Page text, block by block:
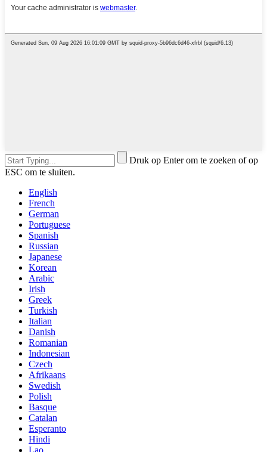
Druk op Enter om te zoeken of op
ESC om te sluiten.
English
French
German
Portuguese
Spanish
Russian
Japanese
Korean
Arabic
Irish
Greek
Turkish
Italian
Danish
Romanian
Indonesian
Czech
Afrikaans
Swedish
Polish
Basque
Catalan
Esperanto
Hindi